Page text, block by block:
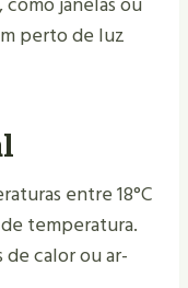
perto de luz
entre 18°C
temperatura.
calor ou ar-